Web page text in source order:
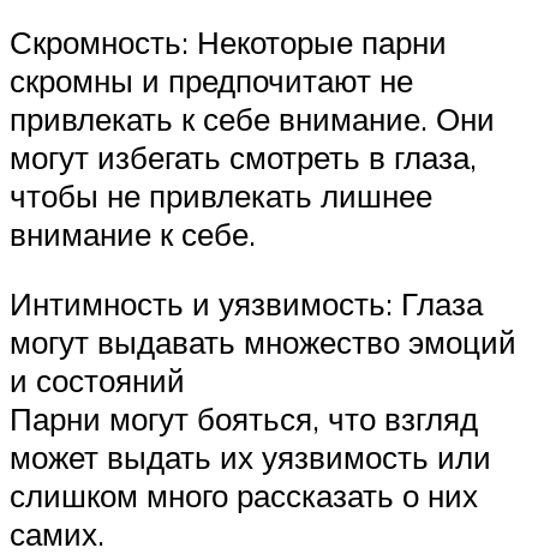
Скромность: Некоторые парни
скромны и предпочитают не
привлекать к себе внимание. Они
могут избегать смотреть в глаза,
чтобы не привлекать лишнее
внимание к себе.
Интимность и уязвимость: Глаза
могут выдавать множество эмоций
и состояний
Парни могут бояться, что взгляд
может выдать их уязвимость или
слишком много рассказать о них
самих.